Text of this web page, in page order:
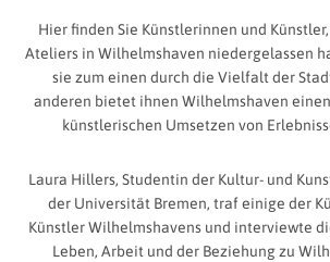
Hier finden Sie Künstlerinnen und
Ateliers in Wilhelmshaven niedergelassen
sie zum einen durch die Vielfalt der
anderen bietet ihnen Wilhelmshaven
künstlerischen Umsetzen von
Laura Hillers, Studentin der Kultur- und
der Universität Bremen, traf einige der
Künstler Wilhelmshavens und interviewte
Leben, Arbeit und der Beziehung zu